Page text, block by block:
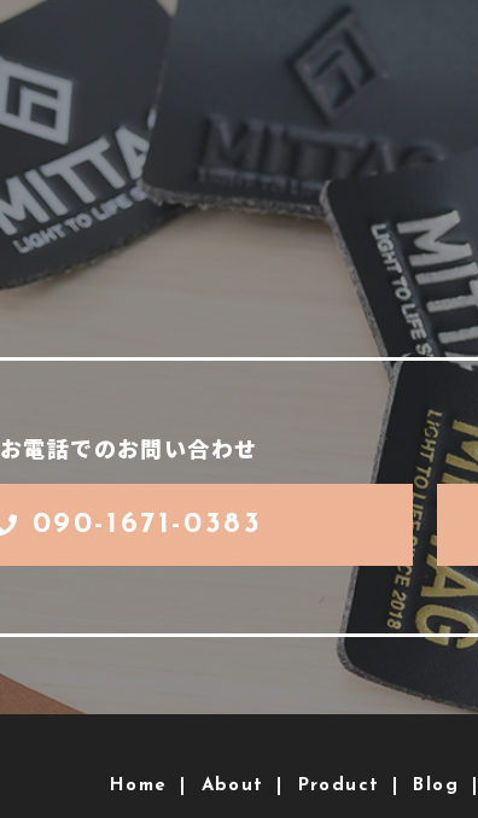
お電話でのお問い合わせ
090-1671-0383
Home About Product Blog